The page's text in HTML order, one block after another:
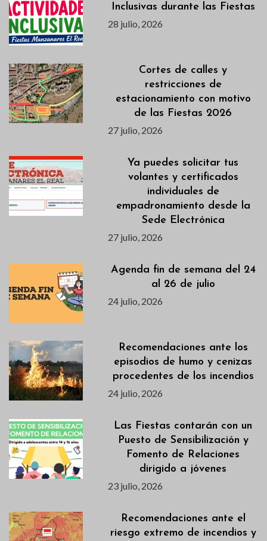
Inclusivas durante las Fiestas
28 julio, 2026
Cortes de calles y
restricciones de
estacionamiento con motivo
de las Fiestas 2026
27 julio, 2026
Ya puedes solicitar tus
volantes y certificados
individuales de
empadronamiento desde la
Sede Electrónica
27 julio, 2026
Agenda fin de semana del 24
al 26 de julio
24 julio, 2026
Recomendaciones ante los
episodios de humo y cenizas
procedentes de los incendios
24 julio, 2026
Las Fiestas contarán con un
Puesto de Sensibilización y
Fomento de Relaciones
dirigido a jóvenes
23 julio, 2026
Recomendaciones ante el
riesgo extremo de incendios y